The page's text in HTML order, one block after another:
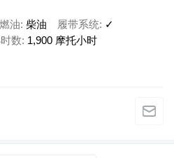
燃油 柴油 履带系统 ✓
数 1,900 摩托小时